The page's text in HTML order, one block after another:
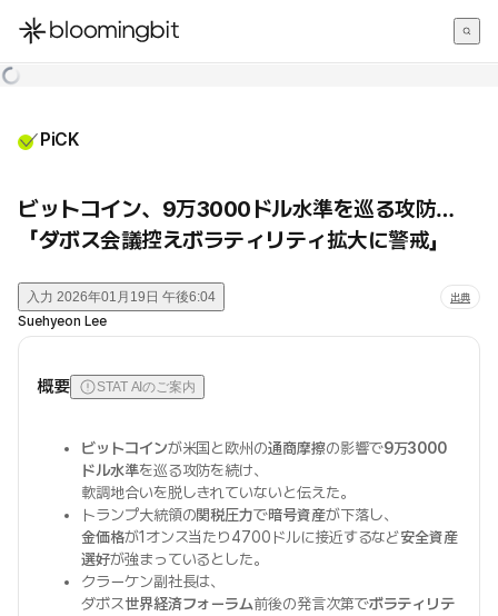
한국어
PiCK
ビットコイン、9万3000ドル水準を巡る攻防…
「ダボス会議控えボラティリティ拡大に警戒」
入力 2026年01月19日 午後6:04 出典
Suehyeon Lee
概要 STAT AIのご案内
ビットコインが米国と欧州の通商摩擦の影響で9万3000
ドル水準を巡る攻防を続け、
軟調地合いを脱しきれていないと伝えた。
トランプ大統領の関税圧力で暗号資産が下落し、
金価格が1オンス当たり4700ドルに接近するなど安全資産
選好が強まっているとした。
クラーケン副社長は、
ダボス世界経済フォーラム前後の発言次第でボラティリテ